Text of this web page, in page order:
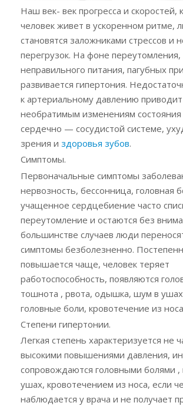
Наш век- век прогресса и скоростей,
человек живет в ускоренном ритме,
становятся заложниками стрессов и
перегрузок. На фоне переутомления,
неправильного питания, пагубных
развивается гипертония.
к артериальному давлению
необратимым изменениям состояния
сердечно — сосудистой системе,
зрения и здоровья зубов.
Симптомы.
Первоначальные симптомы
нервозность, бессонница, головная
учащенное сердцебиение часто
переутомление и остаются без
большинстве случаев люди
симптомы безболезненно.
повышается чаще, человек теряет
работоспособность, появляются
тошнота , рвота, одышка, шум в
головные боли, кровотечение из
Степени гипертонии.
Легкая степень характеризуется не
высокими повышениями давления,
сопровождаются головными болями
ушах, кровотечением из носа, если
наблюдается у врача и не получает